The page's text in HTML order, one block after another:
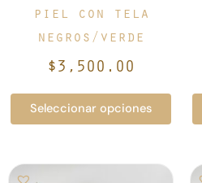
piel con tela
negros/verde
$ 3,500.00
Seleccionar opciones
en
la
de